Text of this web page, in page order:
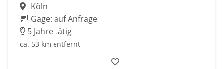
Köln
Gage: auf Anfrage
5 Jahre tätig
ca. 53 km entfernt